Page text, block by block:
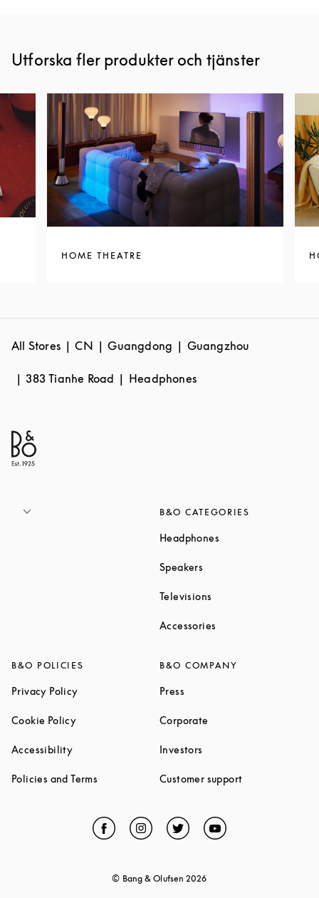
Utforska fler produkter och tjänster
HOME THEATRE
All Stores CN Guangdong Guangzhou
383 Tianhe Road Headphones
B&O CATEGORIES
Headphones
Speakers
Televisions
Accessories
B&O POLICIES
Privacy PolicyLink Opens in New Tab
Cookie PolicyLink Opens in New Tab
AccessibilityLink Opens in New Tab
Policies and Terms Link Opens in New Tab
B&O COMPANY
Press
Corporate
Investors
Customer supportLink Opens in
Facebook
Link Opens in New Tab
Instagram
Link Opens in New Tab
TwitterLink Opens in New Tab
YouTubeLink Opens in
© Bang & Olufsen2026